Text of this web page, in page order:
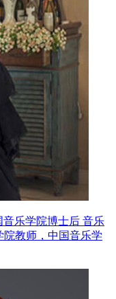
音乐学院博士后 音乐
教师，中国音乐学